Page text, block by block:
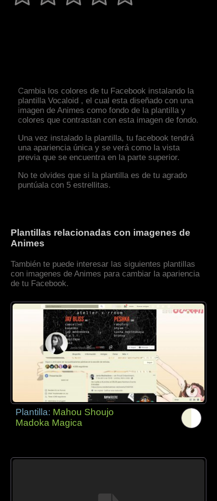
Cambia los colores de tu Facebook instalando la
plantilla Vocaloid , el cual esta diseñado con una
imagen de Animes como fondo de la plantilla y
colores que contrastan con esta imagen de fondo.
Una vez instalado la plantilla, tu facebook tendrá
una apariencia única y se verá como la vista
previa que se encuentra en la parte superior.
No te olvides que si la plantilla es de tu agrado
puntúala con 5 estrellitas.
Plantillas relacionadas con imagenes de
Animes
También te puede interesar las siguientes plantillas
con imagenes de Animes para cambiar la apariencia
de tu Facebook.
Plantilla: Mahou Shoujo
Madoka Magica